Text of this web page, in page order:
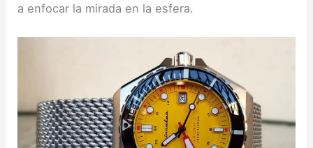
a enfocar la mirada en la esfera.